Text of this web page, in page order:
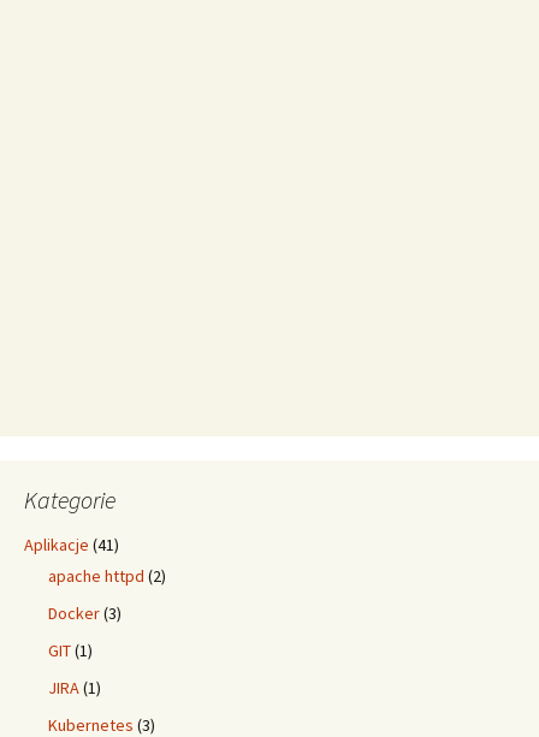
Kategorie
Aplikacje (41)
apache httpd (2)
Docker(3)
GIT(1)
JIRA(1)
Kubernetes (3)